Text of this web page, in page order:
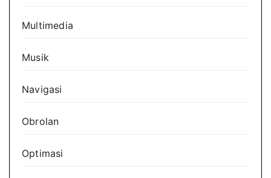
Multimedia
Musik
Navigasi
Obrolan
Optimasi